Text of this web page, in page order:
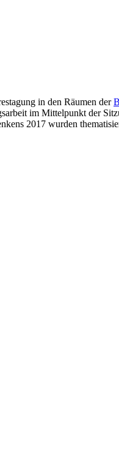
in den Räumen der
im Mittelpunkt der
2017 wurden